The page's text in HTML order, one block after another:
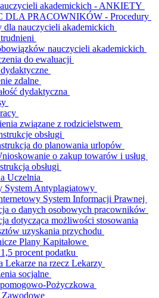
akademickich - ANKIETY
DLA PRACOWNIKÓW - Procedury
dla nauczycieli akademickich
nauczycieli akademickich
do ewaluacji
zdalne
dydaktyczna
związane z rodzicielstwem
obsługi
do planowania urlopów
o zakup towarów i usług
obsługi
Uczelnia
System Antyplagiatowy
System Informacji Prawnej
o danych osobowych pracowników
dotycząca możliwości stosowania
uzyskania przychodu
Plany Kapitałowe
procent podatku
Lekarze na rzecz Lekarzy
socjalne
Pożyczkowa